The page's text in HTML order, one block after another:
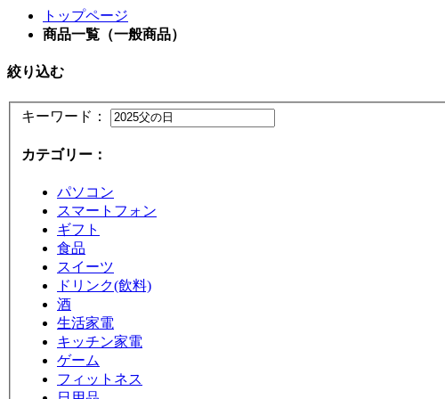
トップページ
商品一覧（一般商品）
絞り込む
キーワード：
カテゴリー：
パソコン
スマートフォン
ギフト
食品
スイーツ
ドリンク(飲料)
酒
生活家電
キッチン家電
ゲーム
フィットネス